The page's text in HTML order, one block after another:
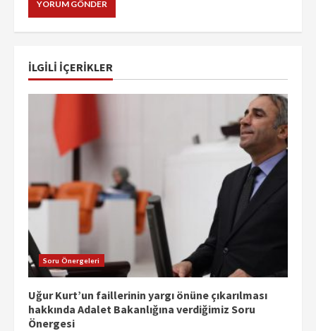
İLGILI IÇERIKLER
Soru Önergeleri
Uğur Kurt’un faillerinin yargı önüne çıkarılması
hakkında Adalet Bakanlığına verdiğimiz Soru
Önergesi